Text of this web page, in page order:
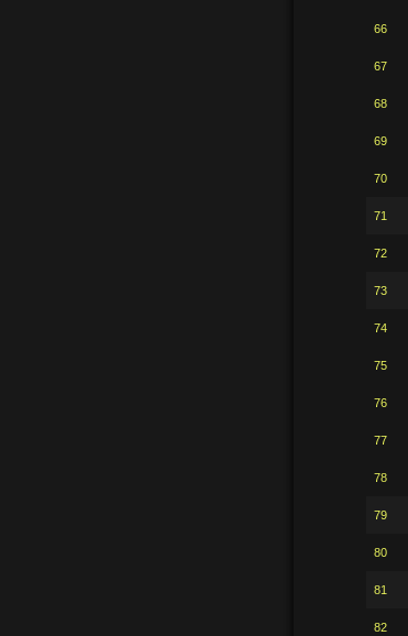
66
67
68
69
70
71
72
73
74
75
76
77
78
79
80
81
82